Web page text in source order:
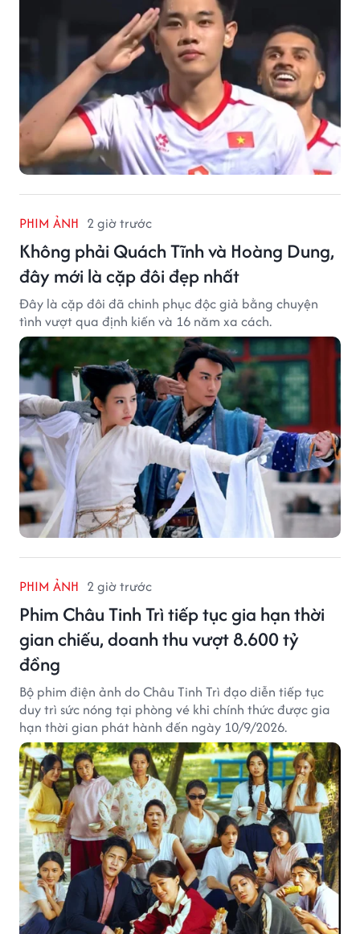
PHIM ẢNH 2 giờ trước
Không phải Quách Tĩnh và Hoàng Dung,
đây mới là cặp đôi đẹp nhất
Đây là cặp đôi đã chinh phục độc giả bằng chuyện
tình vượt qua định kiến và 16 năm xa cách.
PHIM ẢNH 2 giờ trước
Phim Châu Tinh Trì tiếp tục gia hạn thời
gian chiếu, doanh thu vượt 8.600 tỷ
đồng
Bộ phim điện ảnh do Châu Tinh Trì đạo diễn tiếp tục
duy trì sức nóng tại phòng vé khi chính thức được gia
hạn thời gian phát hành đến ngày 10/9/2026.